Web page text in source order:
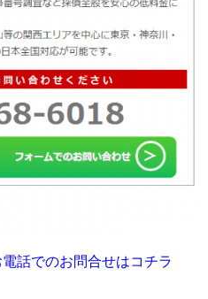
話でのお問合せはコチラ